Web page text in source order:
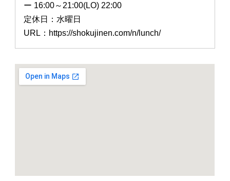
ー 16:00～21:00(LO) 22:00
定休日：水曜日
URL：https://shokujinen.com/n/lunch/